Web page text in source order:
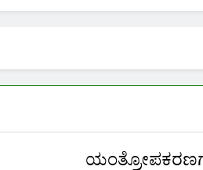
ಜಾತಿ, ಆದಾಯ ಪ್ರಮಾಣ
2 Months Ago